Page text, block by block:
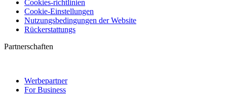
Cookies-richtlinien
Cookie-Einstellungen
Nutzungsbedingungen der Website
Rückerstattungs
Partnerschaften
Werbepartner
For Business